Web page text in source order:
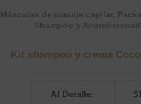
Máscaras de masaje capilar,
Shampoo y
Kit shampoo y crema
Al Detalle: $